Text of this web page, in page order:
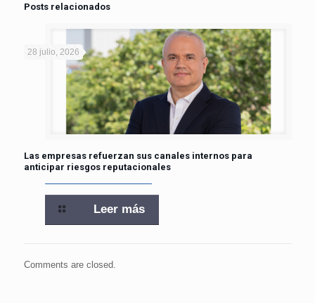
Posts relacionados
28 julio, 2026
Las empresas refuerzan sus canales internos para
anticipar riesgos reputacionales
Leer más
Comments are closed.